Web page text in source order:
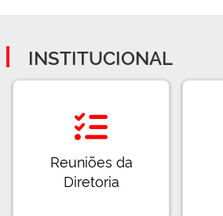
INSTITUCIONAL
Reuniões da
Diretoria